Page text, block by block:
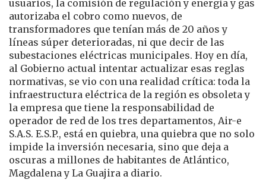
usuarios, la comisión de regulación y energía y gas
autorizaba el cobro como nuevos, de
transformadores que tenían más de 20 años y
líneas súper deterioradas, ni que decir de las
subestaciones eléctricas municipales. Hoy en día,
al Gobierno actual intentar actualizar esas reglas
normativas, se vio con una realidad crítica: toda la
infraestructura eléctrica de la región es obsoleta y
la empresa que tiene la responsabilidad de
operador de red de los tres departamentos, Air-e
S.A.S. E.S.P., está en quiebra, una quiebra que no solo
impide la inversión necesaria, sino que deja a
oscuras a millones de habitantes de Atlántico,
Magdalena y La Guajira a diario.